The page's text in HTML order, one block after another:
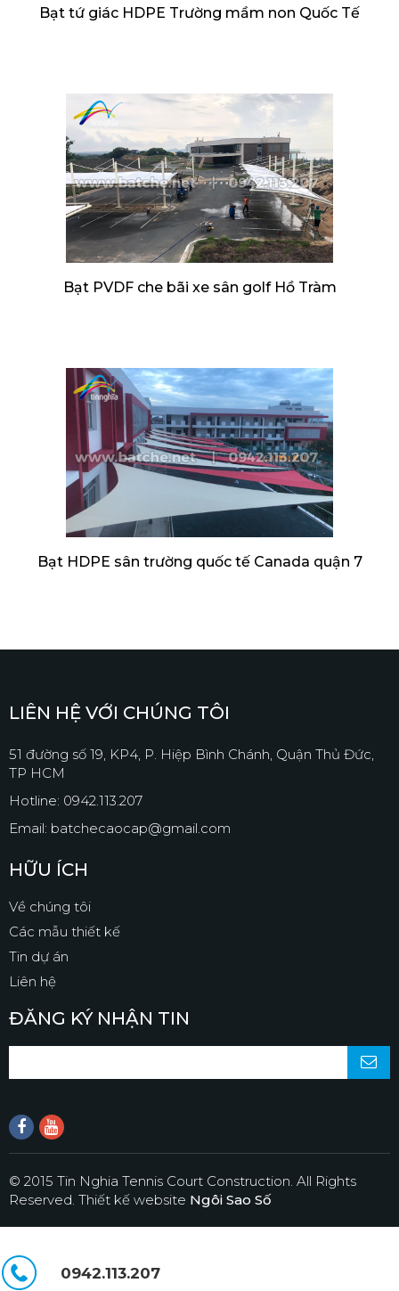
0942.113.207
Bạt tứ giác HDPE Trường mầm non Quốc Tế
Bạt PVDF che bãi xe sân golf Hồ Tràm
Bạt HDPE sân trường quốc tế Canada quận 7
LIÊN HỆ VỚI CHÚNG TÔI
51 đường số 19, KP4, P. Hiệp Bình Chánh, Quận Thủ Đức,
TP HCM
Hotline: 0942.113.207
Email: batchecaocap@gmail.com
HỮU ÍCH
Về chúng tôi
Các mẫu thiết kế
Tin dự án
Liên hệ
ĐĂNG KÝ NHẬN TIN
© 2015 Tin Nghia Tennis Court Construction. All Rights
Reserved. Thiết kế website Ngôi Sao Số